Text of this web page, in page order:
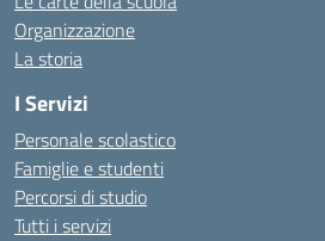
Organizzazione
La storia
I Servizi
Personale scolastico
Famiglie e studenti
Percorsi di studio
Tutti i servizi